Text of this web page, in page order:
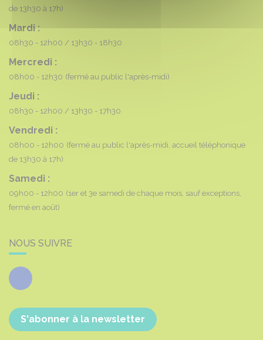
de 13h30 à 17h)
Mardi :
08h30 - 12h00 13h30 - 18h30
Mercredi :
08h00 - 12h30 (fermé au public l'après-midi)
Jeudi :
08h30 - 12h00 13h30 - 17h30
Vendredi :
08h00 - 12h00 (fermé au public l'après-midi, accueil téléphonique
de 13h30 à 17h)
Samedi :
09h00 - 12h00 (1er et 3e samedi de chaque mois, sauf exceptions,
fermé en août)
NOUS SUIVRE
Facebook
S'abonner à la newsletter